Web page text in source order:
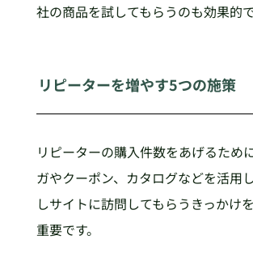
社の商品を試してもらうのも効果的で
リピーターを増やす5つの施策
リピーターの購入件数をあげるため
ガやクーポン、カタログなどを活用
しサイトに訪問してもらうきっかけ
重要です。